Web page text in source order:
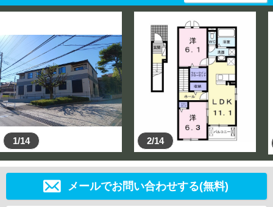
1/14 2/14
メールでお問い合わせする(無料)